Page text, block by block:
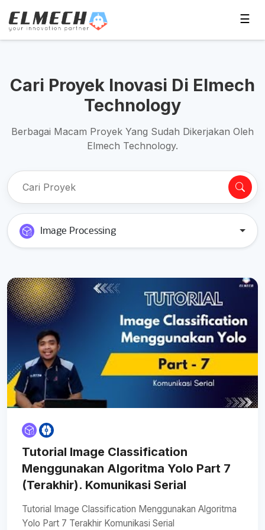
☰
Cari Proyek Inovasi Di Elmech
Technology
Berbagai Macam Proyek Yang Sudah Dikerjakan Oleh
Elmech Technology.
Image Processing
Tutorial Image Classification
Menggunakan Algoritma Yolo Part 7
(Terakhir). Komunikasi Serial
Tutorial Image Classification Menggunakan Algoritma
Yolo Part 7 Terakhir Komunikasi Serial